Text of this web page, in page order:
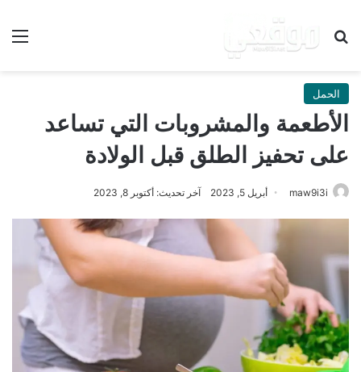
بحث عن
الحمل
الأطعمة والمشروبات التي تساعد
على تحفيز الطلق قبل الولادة
maw9i3i أبريل 5, 2023 آخر تحديث: أكتوبر 8, 2023